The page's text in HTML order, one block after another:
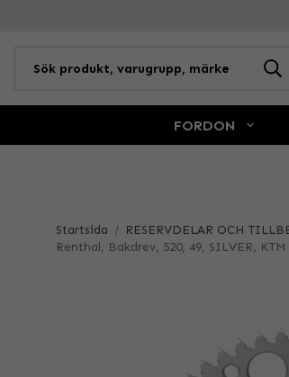
FORDON
Startsida / RESERVDELAR OCH
Renthal, Bakdrev, 520, 49, SILVER, KTM